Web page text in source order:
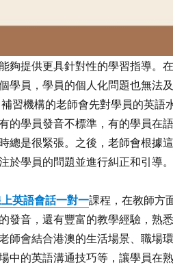
夠提供更具針對性的學習指導。
學員，學員的個人化問題也無法
習機構的老師會先對學員的英語
的學員發音不標準，有的學員在
總是很緊張。之後，老師會根據
於學員的問題並進行糾正和引導。
英語會話一對一課程，在教師方
發音，還有豐富的教學經驗，熟
師會結合港澳的生活場景、職場
中的英語溝通技巧等，讓學員在